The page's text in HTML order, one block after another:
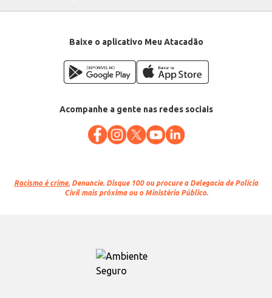
Baixe o aplicativo Meu Atacadão
Acompanhe a gente nas redes sociais
Racismo é crime. Denuncie. Disque 100 ou procure a Delegacia de Polícia
Civil mais próxima ou o Ministério Público.